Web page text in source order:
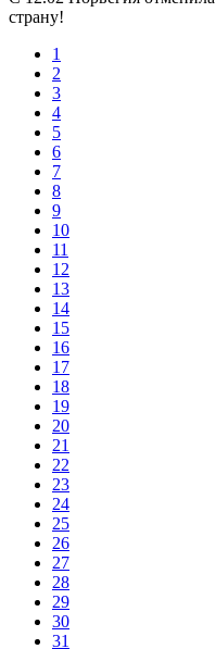
страну!
1
2
3
4
5
6
7
8
9
10
11
12
13
14
15
16
17
18
19
20
21
22
23
24
25
26
27
28
29
30
31